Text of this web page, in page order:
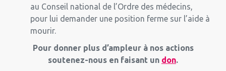
au Conseil national de l’Ordre des médecins,
pour lui demander une position ferme sur l’aide à
mourir.
Pour donner plus d’ampleur à nos actions
soutenez-nous en faisant un don.